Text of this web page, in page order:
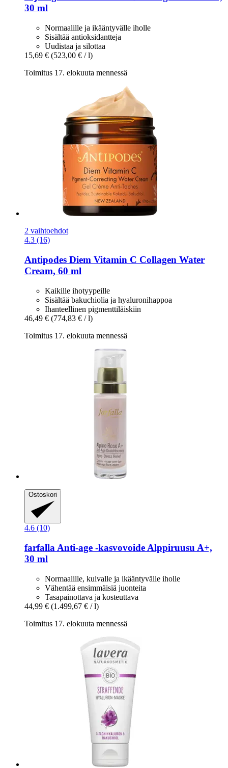
30 ml
Normaalille ja ikääntyvälle iholle
Sisältää antioksidantteja
Uudistaa ja silottaa
15,69 € (523,00 € / l)
Toimitus 17. elokuuta mennessä
2 vaihtoehdot
4.3 (16)
Antipodes Diem Vitamin C Collagen Water
Cream, 60 ml
Kaikille ihotyypeille
Sisältää bakuchiolia ja hyaluronihappoa
Ihanteellinen pigmenttiläiskiin
46,49 € (774,83 € / l)
Toimitus 17. elokuuta mennessä
Ostoskori
4.6 (10)
farfalla Anti-​age -​kasvovoide Alppiruusu A+,
30 ml
Normaalille, kuivalle ja ikääntyvälle iholle
Vähentää ensimmäisiä juonteita
Tasapainottava ja kosteuttava
44,99 € (1.499,67 € / l)
Toimitus 17. elokuuta mennessä